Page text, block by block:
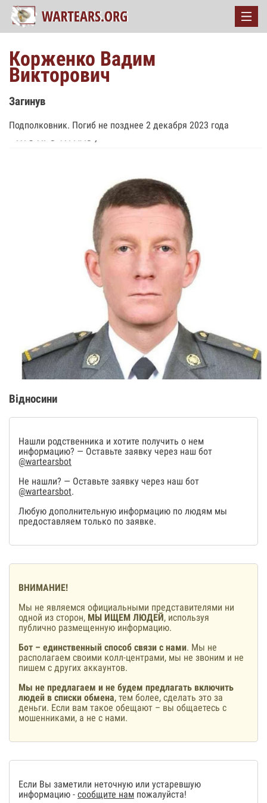
Корженко Вадим
Викторович
Загинув
Подполковник. Погиб не позднее 2 декабря 2023 года
Відносини
Нашли родственника и хотите получить о нем
информацию? — Оставьте заявку через наш бот
@wartearsbot
Не нашли? — Оставьте заявку через наш бот
@wartearsbot.
Любую дополнительную информацию по людям мы
предоставляем только по заявке.
ВНИМАНИЕ!
Мы не являемся официальными представителями ни
одной из сторон, МЫ ИЩЕМ ЛЮДЕЙ, используя
публично размещенную информацию.
Бот – единственный способ связи с нами. Мы не
располагаем своими колл-центрами, мы не звоним и не
пишем с других аккаунтов.
Мы не предлагаем и не будем предлагать включить
людей в списки обмена, тем более, сделать это за
деньги. Если вам такое обещают – вы общаетесь с
мошенниками, а не с нами.
Если Вы заметили неточную или устаревшую
информацию - сообщите нам пожалуйста!